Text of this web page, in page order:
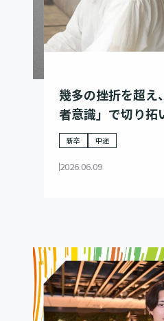
幾多の挫折を超え
者意識」で切り拓
家の歩み
新卒 中途
2026.06.09